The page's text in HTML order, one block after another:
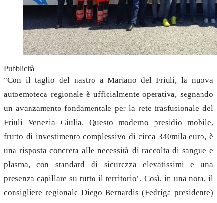
Pubblicità
"Con il taglio del nastro a Mariano del Friuli, la nuova
autoemoteca regionale è ufficialmente operativa, segnando
un avanzamento fondamentale per la rete trasfusionale del
Friuli Venezia Giulia. Questo moderno presidio mobile,
frutto di investimento complessivo di circa 340mila euro, è
una risposta concreta alle necessità di raccolta di sangue e
plasma, con standard di sicurezza elevatissimi e una
presenza capillare su tutto il territorio". Così, in una nota, il
consigliere regionale Diego Bernardis (Fedriga presidente)